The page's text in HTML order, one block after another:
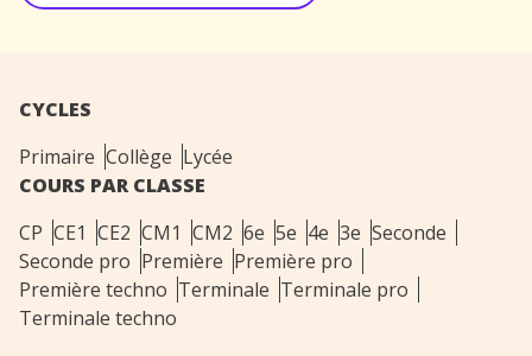
CYCLES
Primaire Collège Lycée
COURS PAR CLASSE
CP CE1 CE2 CM1 CM2 6e 5e 4e 3e Seconde
Seconde pro Première Première pro
Première techno Terminale Terminale pro
Terminale techno